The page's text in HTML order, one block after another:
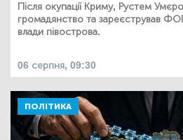
Після окупації Криму, Рустем
громадянство та зареєстрував
влади півострова.
06 серпня, 09:30
ПОЛІТИКА